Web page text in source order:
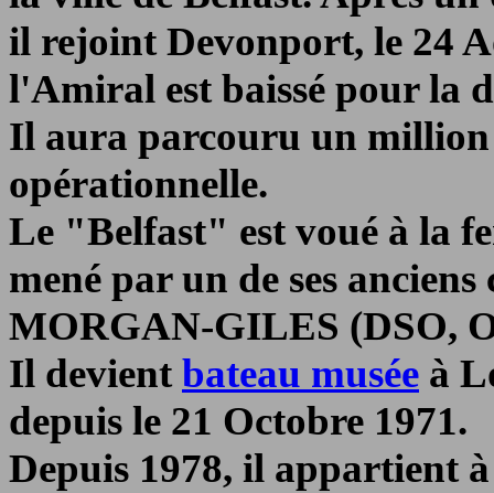
il rejoint Devonport, le 24
l'Amiral est baissé pour la
Il aura parcouru un million
opérationnelle.
Le "Belfast" est voué à la
mené par un de ses
MORGAN-GILES (DSO,
Il devientbateau musée à
depuis le 21 Octobre 1971.
Depuis 1978, il appartient